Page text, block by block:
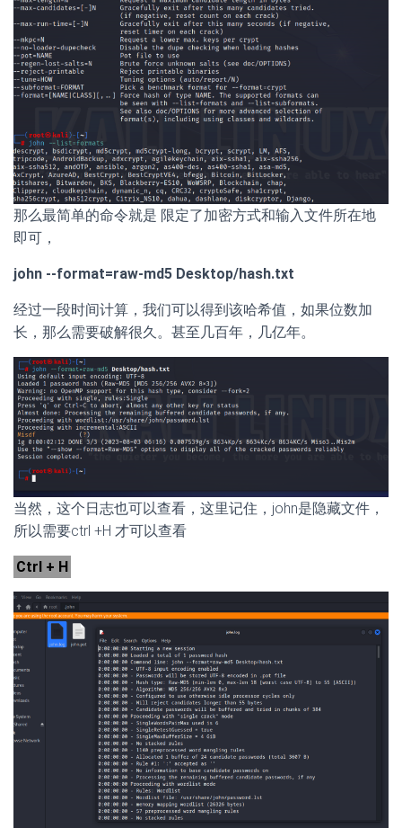
那么最简单的命令就是 限定了加密方式和输入文件所在地
即可，
john --format=raw-md5 Desktop/hash.txt
经过一段时间计算，我们可以得到该哈希值，如果位数加
长，那么需要破解很久。甚至几百年，几亿年。
当然，这个日志也可以查看，这里记住，john是隐藏文件，
所以需要ctrl +H 才可以查看
Ctrl + H